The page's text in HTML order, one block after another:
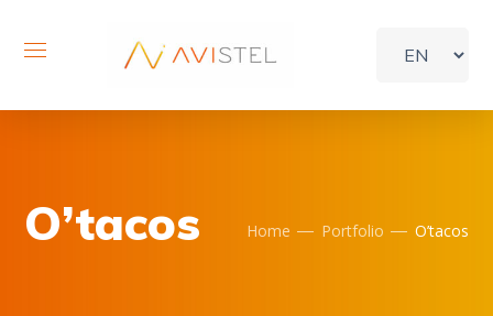
O’tacos Home Portfolio O’tacos